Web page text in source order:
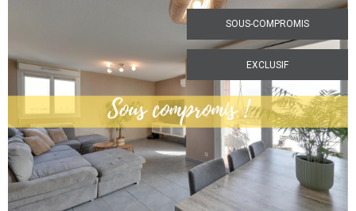
SOUS-COMPROMIS
EXCLUSIF